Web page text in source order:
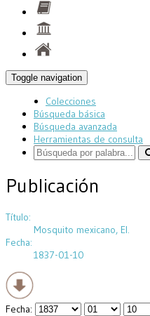
Toggle navigation
Colecciones
Búsqueda básica
Búsqueda avanzada
Herramientas de consulta
Publicación
Título:
Mosquito mexicano, El.
Fecha:
1837-01-10
Fecha: